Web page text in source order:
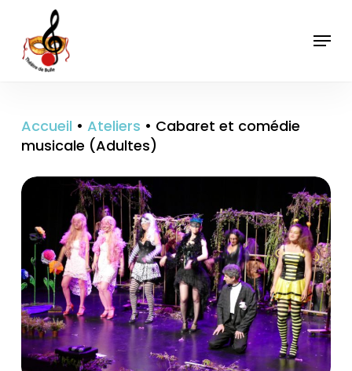
main
content
Menu
Accueil • Ateliers • Cabaret et comédie
musicale (Adultes)